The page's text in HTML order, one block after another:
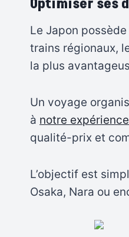
Le Japon
trains régionaux,
la plus
Un voyage
à notre
qualité-prix et
L’objectif est
Osaka, Nara ou